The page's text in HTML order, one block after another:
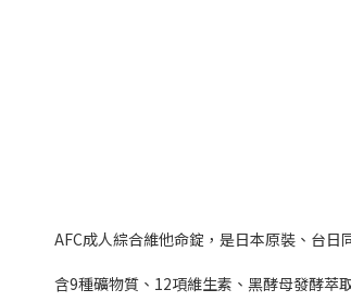
AFC成人綜合維他命錠，是日本原裝、台日
含9種礦物質、 12項維生素、黑酵母發酵萃